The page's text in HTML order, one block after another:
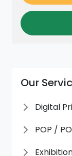
Our
Digital
POP /